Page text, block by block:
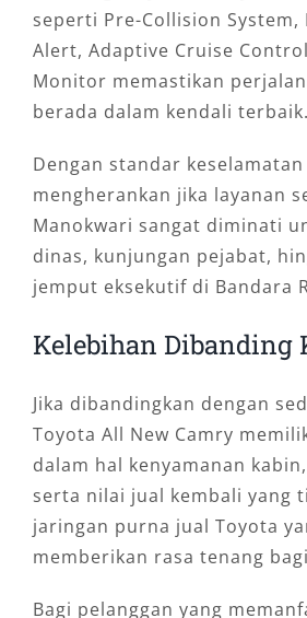
seperti Pre-Collision System,
Alert, Adaptive Cruise
Monitor memastikan
berada dalam kendali terbaik.
Dengan standar
mengherankan jika layanan
Manokwari sangat diminati
dinas, kunjungan pejabat,
jemput eksekutif di Bandara
Kelebihan Dibanding
Jika dibandingkan dengan
Toyota All New Camry
dalam hal kenyamanan
serta nilai jual kembali yang
jaringan purna jual Toyota
memberikan rasa tenang
Bagi pelanggan yang